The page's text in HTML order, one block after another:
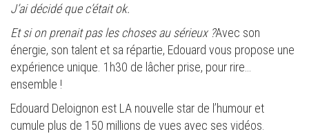
J’ai décidé que c’était ok.
Et si on prenait pas les choses au sérieux ?Avec son
énergie, son talent et sa répartie, Edouard vous propose une
expérience unique. 1h30 de lâcher prise, pour rire…
ensemble !
Edouard Deloignon est LA nouvelle star de l’humour et
cumule plus de 150 millions de vues avec ses vidéos.